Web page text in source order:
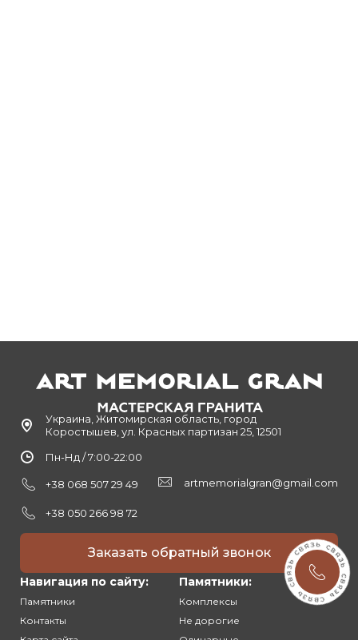
Украина, Житомирская область, город
Коростышев, ул. Красных партизан 25, 12501
Пн-Нд / 7:00-22:00
+38 068 507 29 49
+38 050 266 98 72
artmemorialgran@gmail.com
Заказать обратный звонок
Навигация по сайту:
Памятники
Контакты
Памятники:
Комплексы
Не дорогие